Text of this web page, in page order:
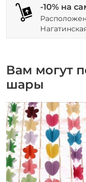
-10% на
Вам могут
шары